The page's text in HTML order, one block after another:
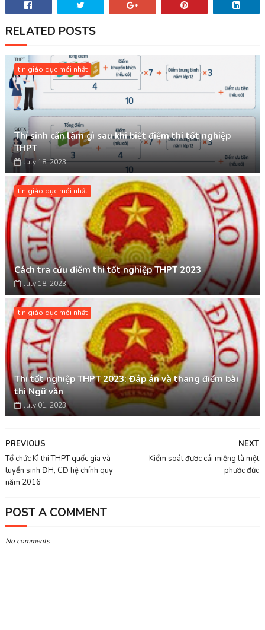
RELATED POSTS
tin giáo dục mới nhất
Thí sinh cần làm gì sau khi biết điểm thi tốt nghiệp
THPT
July 18, 2023
tin giáo dục mới nhất
Cách tra cứu điểm thi tốt nghiệp THPT 2023
July 18, 2023
tin giáo dục mới nhất
Thi tốt nghiệp THPT 2023: Đáp án và thang điểm bài
thi Ngữ văn
July 01, 2023
NEXT
Kiểm soát được cái miệng là một
phước đức
PREVIOUS
Tổ chức Kì thi THPT quốc gia và
tuyển sinh ĐH, CĐ hệ chính quy
năm 2016
POST A COMMENT
No comments